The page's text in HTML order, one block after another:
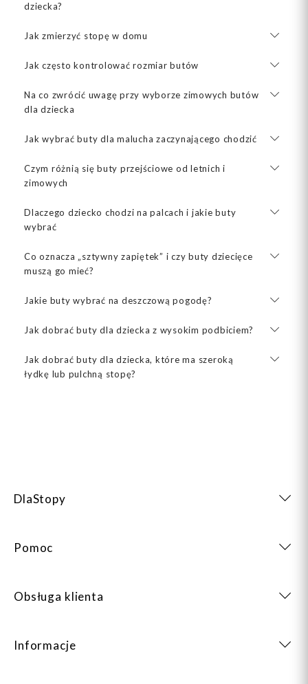
dziecka?
Jak zmierzyć stopę w domu
Jak często kontrolować rozmiar butów
Na co zwrócić uwagę przy wyborze zimowych butów
dla dziecka
Jak wybrać buty dla malucha zaczynającego chodzić
Czym różnią się buty przejściowe od letnich i
zimowych
Dlaczego dziecko chodzi na palcach i jakie buty
wybrać
Co oznacza „sztywny zapiętek” i czy buty dziecięce
muszą go mieć?
Jakie buty wybrać na deszczową pogodę?
Jak dobrać buty dla dziecka z wysokim podbiciem?
Jak dobrać buty dla dziecka, które ma szeroką
łydkę lub pulchną stopę?
DlaStopy
Pomoc
Obsługa klienta
Informacje